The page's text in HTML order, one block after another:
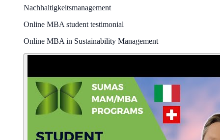
Nachhaltigkeitsmanagement
Online MBA student testimonial
Online MBA in Sustainability Management